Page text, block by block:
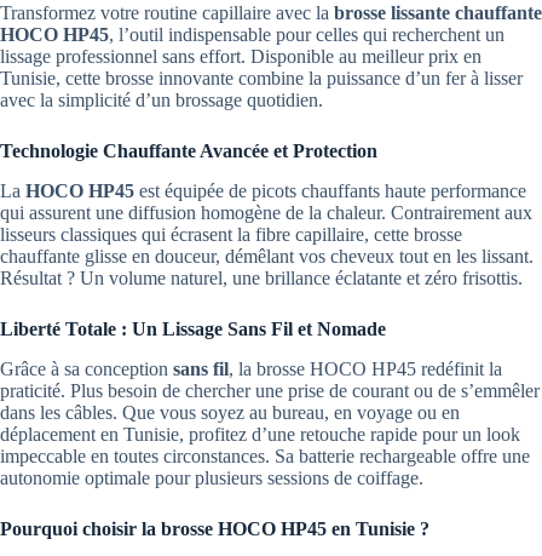
Transformez votre routine capillaire avec la brosse lissante chauffante
HOCO HP45, l’outil indispensable pour celles qui recherchent un
lissage professionnel sans effort. Disponible au meilleur prix en
Tunisie, cette brosse innovante combine la puissance d’un fer à lisser
avec la simplicité d’un brossage quotidien.
Technologie Chauffante Avancée et Protection
La HOCO HP45 est équipée de picots chauffants haute performance
qui assurent une diffusion homogène de la chaleur. Contrairement aux
lisseurs classiques qui écrasent la fibre capillaire, cette brosse
chauffante glisse en douceur, démêlant vos cheveux tout en les lissant.
Résultat ? Un volume naturel, une brillance éclatante et zéro frisottis.
Liberté Totale : Un Lissage Sans Fil et Nomade
Grâce à sa conception sans fil, la brosse HOCO HP45 redéfinit la
praticité. Plus besoin de chercher une prise de courant ou de s’emmêler
dans les câbles. Que vous soyez au bureau, en voyage ou en
déplacement en Tunisie, profitez d’une retouche rapide pour un look
impeccable en toutes circonstances. Sa batterie rechargeable offre une
autonomie optimale pour plusieurs sessions de coiffage.
Pourquoi choisir la brosse HOCO HP45 en Tunisie ?